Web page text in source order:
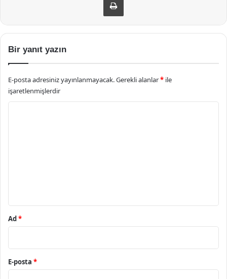
Bir yanıt yazın
E-posta adresiniz yayınlanmayacak.Gerekli alanlar* ile
işaretlenmişlerdir
Ad*
E-posta *